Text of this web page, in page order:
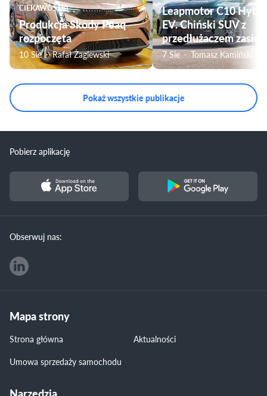
CIEKAWOSTKI
Produkcja Skody Peaq
rozpoczęta
10 Sie Rafał Żaglewski
Leapmotor C10
EV. Chiński SUV z
przedłużaczem
7 Sie Tomasz Kamiński
Pokaż wszystkie publikacje
Pobierz aplikację
Obserwuj nas:
Mapa strony
Strona główna
Aktualności
Umowa sprzedaży samochodu